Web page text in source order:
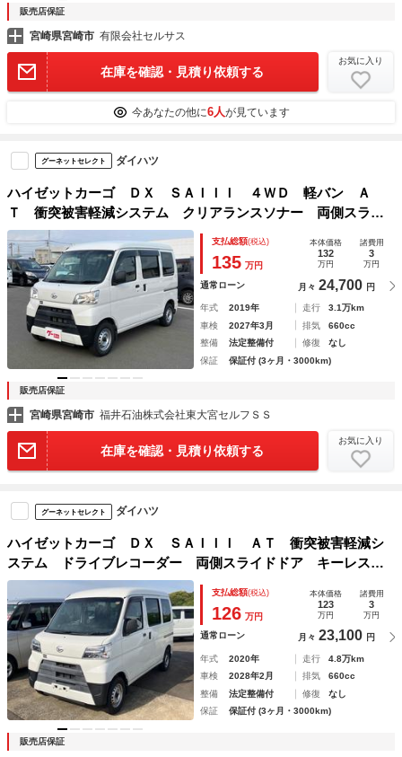
販売店保証
宮崎県宮崎市 有限会社セルサス
在庫を確認・見積り依頼する
お気に入り
今あなたの他に6人が見ています
グーネットセレクト ダイハツ
ハイゼットカーゴ ＤＸ ＳＡＩＩＩ ４ＷＤ 軽バン Ａ
Ｔ 衝突被害軽減システム クリアランスソナー 両側スライ
ドドア キーレスエントリー アイドリングストップ オート
マチックハイビーム ＡＢＳ ＥＳＣ エアコン パワーステ
アリング
支払総額(税込)
135 万円
本体価格
132
万円
諸費用
3
万円
通常ローン 月々 24,700 円
年式 2019年 走行
3.1万km
車検
2027年3月 排気
660cc
整備
法定整備付 修復
なし
保証
保証付 (3ヶ月・3000km)
販売店保証
宮崎県宮崎市 福井石油株式会社東大宮セルフＳＳ
在庫を確認・見積り依頼する
お気に入り
グーネットセレクト ダイハツ
ハイゼットカーゴ ＤＸ ＳＡＩＩＩ ＡＴ 衝突被害軽減シ
ステム ドライブレコーダー 両側スライドドア キーレスエ
ントリー アイドリングストップ オートマチックハイビー
ム ＬＥＤヘッドランプ ＡＢＳ ＥＳＣ エアコン
支払総額(税込)
126 万円
本体価格
123
万円
諸費用
3
万円
通常ローン 月々 23,100 円
年式 2020年 走行
4.8万km
車検
2028年2月 排気
660cc
整備
法定整備付 修復
なし
保証
保証付 (3ヶ月・3000km)
販売店保証